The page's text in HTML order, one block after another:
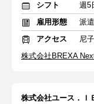
シフト
週5
雇用形態
派
アクセス
尼
株式会社BREXA
株式会社ユース．